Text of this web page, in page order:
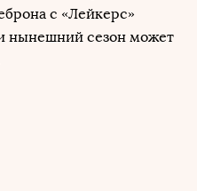
с «Лейкерс»
и нынешний сезон может